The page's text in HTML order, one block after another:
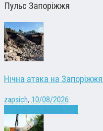
Пульс Запоріжжя
Нічна атака на
zapsich, 10/08/2026